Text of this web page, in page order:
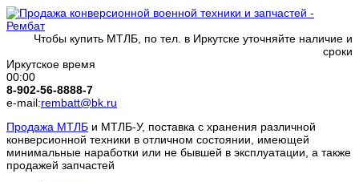
Чтобы купить МТЛБ, по тел. в Иркутске уточняйте наличие и
сроки
Иркутское время
00:00
8-902-56-8888-7
e-mail:rembatt@bk.ru
Продажа МТЛБ и МТЛБ-У, поставка с хранения различной
конверсионной техники в отличном состоянии, имеющей
минимальные наработки или не бывшей в эксплуатации, а также
продажей запчастей